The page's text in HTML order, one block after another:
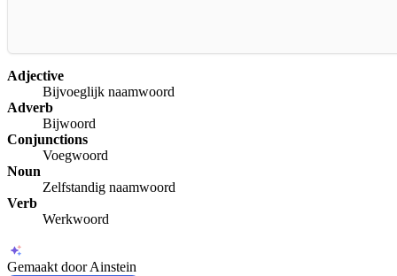
Adjective
Bijvoeglijk naamwoord
Adverb
Bijwoord
Conjunctions
Voegwoord
Noun
Zelfstandig naamwoord
Verb
Werkwoord
Gemaakt door Ainstein